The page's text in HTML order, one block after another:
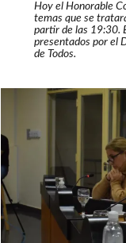
Hoy el Honorable
temas que se
partir de las 19:30.
presentados por el
de Todos.